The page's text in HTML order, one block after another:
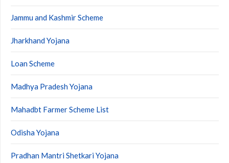
Jammu and Kashmir Scheme
Jharkhand Yojana
Loan Scheme
Madhya Pradesh Yojana
Mahadbt Farmer Scheme List
Odisha Yojana
Pradhan Mantri Shetkari Yojana